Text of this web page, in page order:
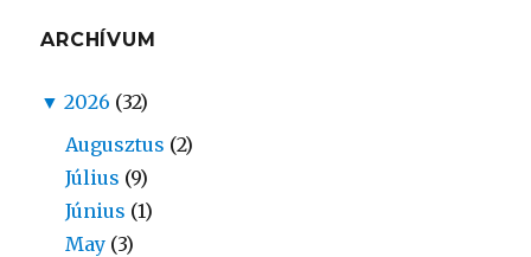
ARCHÍVUM
▼ 2026 (32)
Augusztus (2)
Július (9)
Június (1)
May (3)